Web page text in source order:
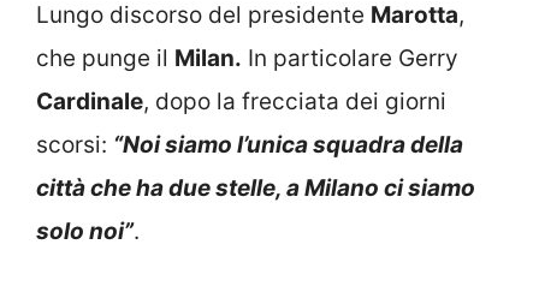
Lungo discorso del presidente Marotta,
che punge il Milan. In particolare Gerry
Cardinale, dopo la frecciata dei giorni
scorsi: “Noi siamo l’unica squadra della
città che ha due stelle, a Milano ci siamo
solo noi”.